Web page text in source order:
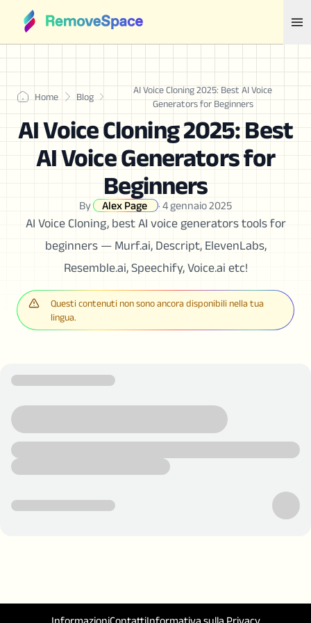
Home Blog
AI Voice Cloning 2025: Best AI Voice
Generators for Beginners
AI Voice Cloning 2025: Best
AI Voice Generators for
Beginners
By Alex Page · 4 gennaio 2025
AI Voice Cloning, best AI voice generators tools for
beginners — Murf.ai, Descript, ElevenLabs,
Resemble.ai, Speechify, Voice.ai etc!
Questi contenuti non sono ancora disponibili nella tua
lingua.
InformazioniContattiInformativa sulla Privacy